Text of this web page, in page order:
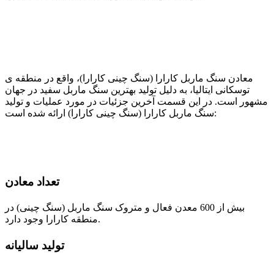
معادن سنگ ماربل کارارا (سنگ چینی کارارا)، واقع در منطقه ی
توسکانی ایتالیا، به دلیل تولید بهترین سنگ ماربل سفید در جهان
مشهور است. در این قسمت آخرین جزئیات در مورد عملیات و تولید
سنگ ماربل کارارا (سنگ چینی کارارا) ارائه شده است:
تعداد معادن
بیش از 600 معدن فعال و متروک سنگ ماربل (سنگ چینی) در
منطقه کارارا وجود دارد.
تولید سالیانه